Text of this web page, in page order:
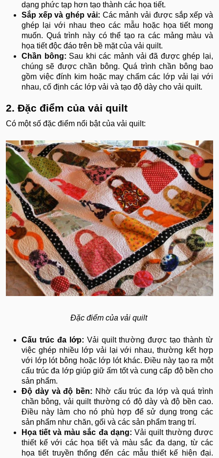
dạng phức tạp hơn tạo thành các họa tiết.
Sắp xếp và ghép vải: Các mảnh vải được sắp xếp và
ghép lại với nhau theo các mẫu hoặc họa tiết mong
muốn. Quá trình này có thể tạo ra các mảng màu và
họa tiết độc đáo trên bề mặt của vải quilt.
Chần bông: Sau khi các mảnh vải đã được ghép lại,
chúng sẽ được chần bông. Quá trình chần bông bao
gồm việc đính kim hoặc may chấm các lớp vải lại với
nhau, cố định các lớp vải và tạo độ dày cho vải quilt.
2. Đặc điểm của vải quilt
Có một số đặc điểm nổi bật của vải quilt:
Đặc điểm của vải quilt
Cấu trúc đa lớp: Vải quilt thường được tạo thành từ
việc ghép nhiều lớp vải lại với nhau, thường kết hợp
với lớp lót bông hoặc lớp lót khác. Điều này tạo ra một
cấu trúc đa lớp giúp giữ ấm tốt và cung cấp độ bền cho
sản phẩm.
Độ dày và độ bền: Nhờ cấu trúc đa lớp và quá trình
chần bông, vải quilt thường có độ dày và độ bền cao.
Điều này làm cho nó phù hợp để sử dụng trong các
sản phẩm như chăn, gối và các sản phẩm trang trí.
Họa tiết và màu sắc đa dạng: Vải quilt thường được
thiết kế với các họa tiết và màu sắc đa dạng, từ các
họa tiết truyền thống đến các mẫu thiết kế hiện đại.